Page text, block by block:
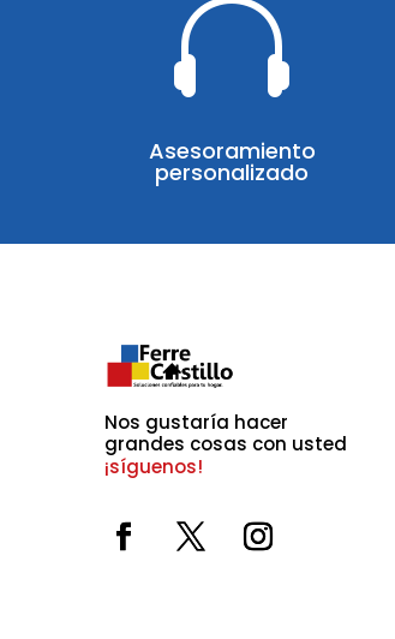

Asesoramiento
personalizado
Nos gustaría hacer
¡síguenos!